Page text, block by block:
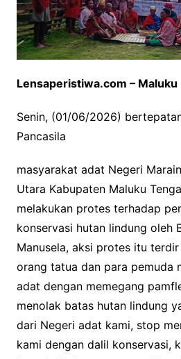
Lensaperistiwa.com – Maluku
Senin, (01/06/2026)
Pancasila
masyarakat adat Negeri
Utara Kabupaten Maluku
melakukan protes terhadap
konservasi hutan lindung oleh
Manusela, aksi protes itu
orang tatua dan para pemuda
adat dengan memegang
menolak batas hutan lindung
dari Negeri adat kami, stop
kami dengan dalil konservasi,